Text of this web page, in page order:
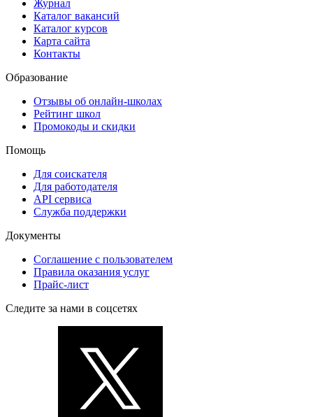
Журнал
Каталог вакансий
Каталог курсов
Карта сайта
Контакты
Образование
Отзывы об онлайн-школах
Рейтинг школ
Промокоды и скидки
Помощь
Для соискателя
Для работодателя
API сервиса
Служба поддержки
Документы
Соглашение с пользователем
Правила оказания услуг
Прайс-лист
Следите за нами в соцсетях